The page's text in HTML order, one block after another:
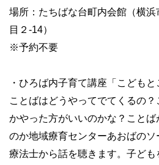
場所：たちばな台町内会館（横
目２-14）
※予約不要
・ひろば内子育て講座「こどもと
ことばはどうやってでてくるの
かやった方がいいのかな？ことば
のか地域療育センターあおばの
療法士から話を聴きます。子ど